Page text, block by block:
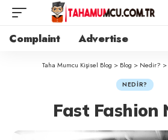
Complaint Advertise
Taha Mumcu Kişisel Blog > Blog > Nedir? >
NEDIR?
Fast Fashion